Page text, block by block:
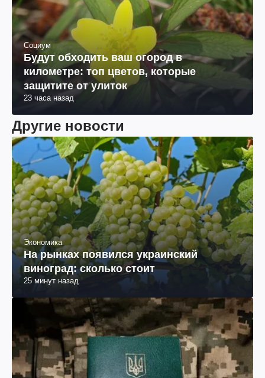
Социум
Будут обходить ваш огород в
километре: топ цветов, которые
защитите от улиток
23 часа назад
Другие новости
Экономика
На рынках появился украинский
виноград: сколько стоит
25 минут назад